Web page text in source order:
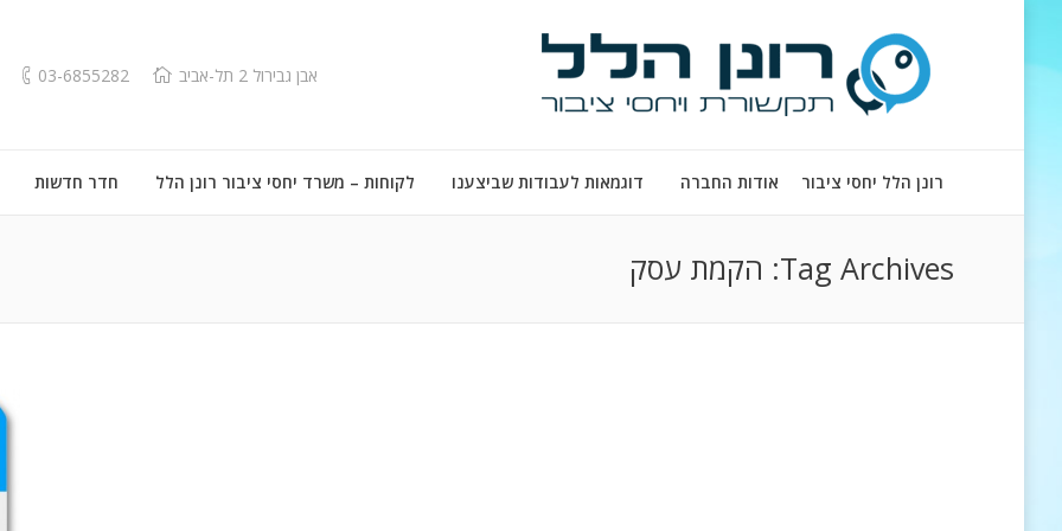
אבן גבירול 2 תל-אביב 03-6855282
רונן הלל יחסי ציבור אודות החברה דוגמאות לעבודות שביצענו לקוחות – משרד יחסי ציבור רונן הלל חדר חדשות
Tag Archives: הקמת עסק